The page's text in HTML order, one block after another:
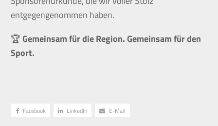
entgegengenommen haben.
🏆Gemeinsam für die Region. Gemeinsam für den
Sport.
Facebook LinkedIn E-Mail